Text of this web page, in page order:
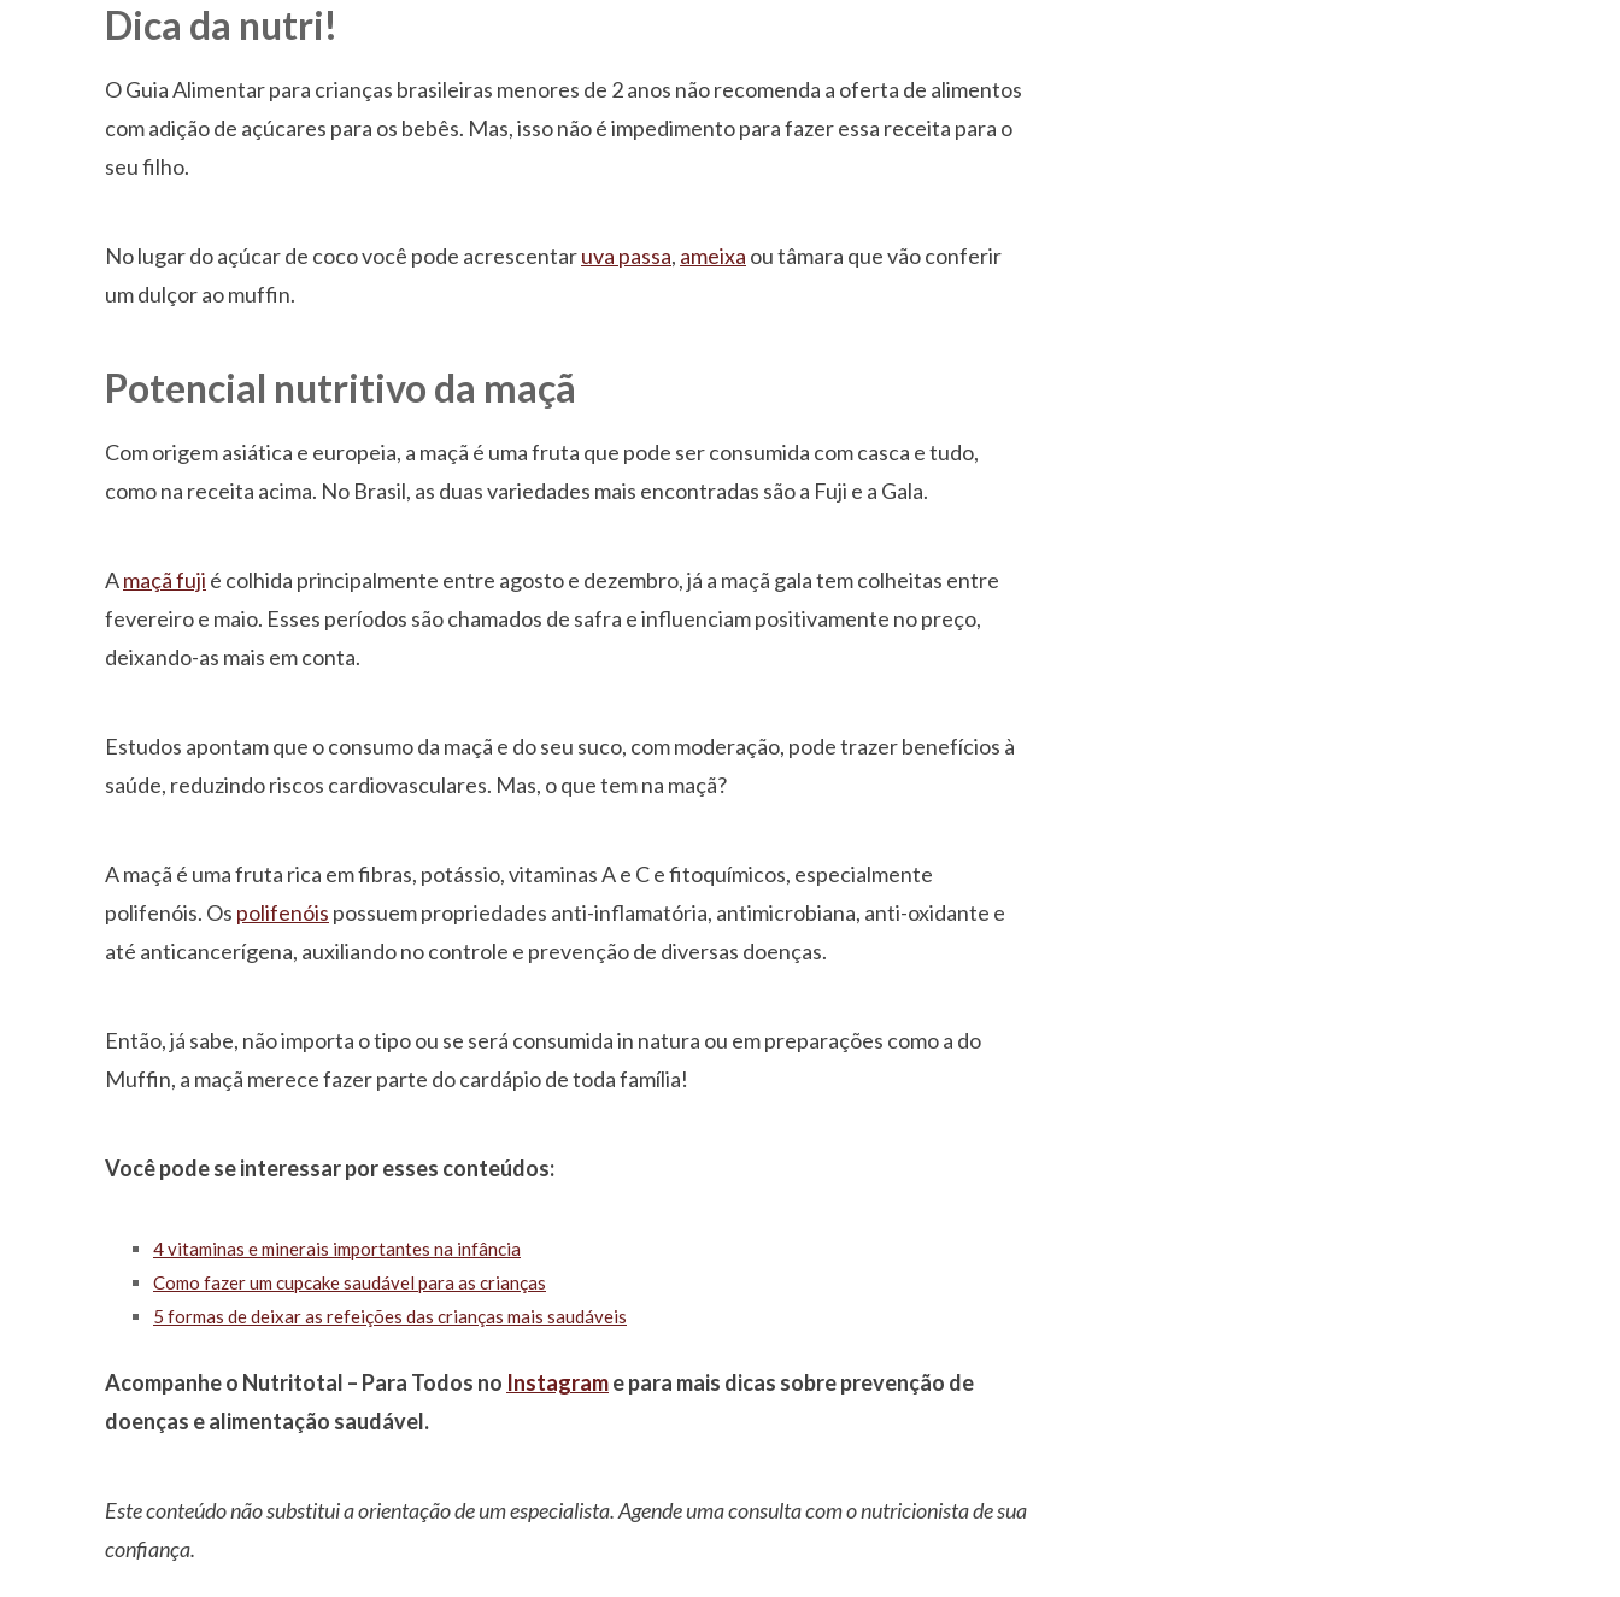
Dica da nutri!
O Guia Alimentar para crianças brasileiras menores de 2 anos não recomenda a oferta de alimentos
com adição de açúcares para os bebês. Mas, isso não é impedimento para fazer essa receita para o
seu filho.
No lugar do açúcar de coco você pode acrescentaruva passa, ameixa ou tâmara que vão conferir
um dulçor ao muffin.
Potencial nutritivo da maçã
Com origem asiática e europeia, a maçã é uma fruta que pode ser consumida com casca e tudo,
como na receita acima. No Brasil, as duas variedades mais encontradas são a Fuji e a Gala.
Amaçã fuji é colhida principalmente entre agosto e dezembro, já a maçã gala tem colheitas entre
fevereiro e maio. Esses períodos são chamados de safra e influenciam positivamente no preço,
deixando-as mais em conta.
Estudos apontam que o consumo da maçã e do seu suco, com moderação, pode trazer benefícios à
saúde, reduzindo riscos cardiovasculares. Mas, o que tem na maçã?
A maçã é uma fruta rica em fibras, potássio, vitaminas A e C e fitoquímicos, especialmente
polifenóis. Os polifenóis possuem propriedades anti-inflamatória, antimicrobiana, anti-oxidante e
até anticancerígena, auxiliando no controle e prevenção de diversas doenças.
Então, já sabe, não importa o tipo ou se será consumida in natura ou em preparações como a do
Muffin, a maçã merece fazer parte do cardápio de toda família!
Você pode se interessar por esses conteúdos:
4 vitaminas e minerais importantes na infância
Como fazer um cupcake saudável para as crianças
5 formas de deixar as refeições das crianças mais saudáveis
Acompanhe o Nutritotal – Para Todos no Instagrame para mais dicas sobre prevenção de
doenças e alimentação saudável.
Este conteúdo não substitui a orientação de um especialista. Agende uma consulta com o nutricionista de sua
confiança.